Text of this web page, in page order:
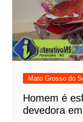
Mato Grosso do
Homem é
devedora